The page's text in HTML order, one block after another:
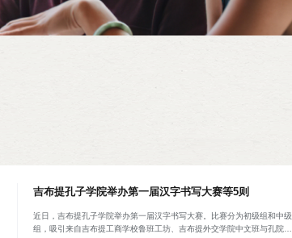
吉布提孔子学院举办第一届汉字书写大赛等5则
近日，吉布提孔子学院举办第一届汉字书写大赛。比赛分为初级组和中级
组，吸引来自吉布提工商学校鲁班工坊、吉布提外交学院中文班与孔院教